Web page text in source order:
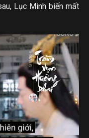
Lục Minh biến mất